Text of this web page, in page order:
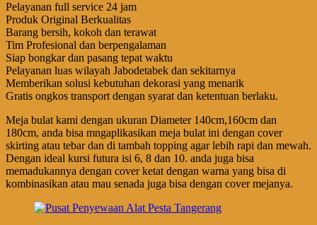
Pelayanan full service 24 jam
Produk Original Berkualitas
Barang bersih, kokoh dan terawat
Tim Profesional dan berpengalaman
Siap bongkar dan pasang tepat waktu
Pelayanan luas wilayah Jabodetabek dan sekitarnya
Memberikan solusi kebutuhan dekorasi yang menarik
Gratis ongkos transport dengan syarat dan ketentuan berlaku.
Meja bulat kami dengan ukuran Diameter 140cm,160cm dan
180cm, anda bisa mngaplikasikan meja bulat ini dengan cover
skirting atau tebar dan di tambah topping agar lebih rapi dan mewah.
Dengan ideal kursi futura isi 6, 8 dan 10. anda juga bisa
memadukannya dengan cover ketat dengan warna yang bisa di
kombinasikan atau mau senada juga bisa dengan cover mejanya.